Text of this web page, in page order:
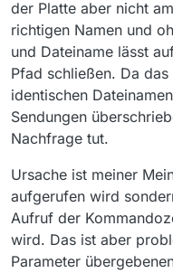
der Platte aber nicht
richtigen Namen und
und Dateiname lässt
Pfad schließen. Da
identischen
Sendungen
Nachfrage tut.
Ursache ist meiner
aufgerufen wird
Aufruf der
wird. Das ist aber
Parameter